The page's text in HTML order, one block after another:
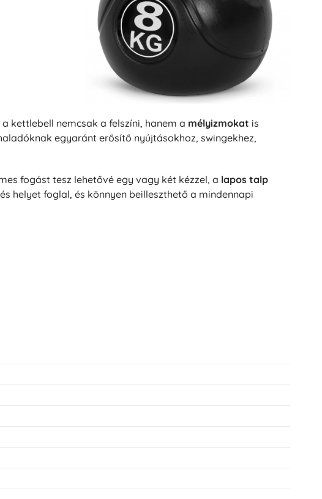
kettlebell nemcsak a felszíni, hanem a mélyizmokat is
egyaránt erősítő nyújtásokhoz, swingekhez,
fogást tesz lehetővé egy vagy két kézzel, a lapos talp
helyet foglal, és könnyen beilleszthető a mindennapi